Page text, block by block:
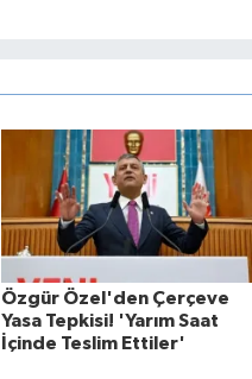
Özgür Özel'den Çerçeve
Yasa Tepkisi! 'Yarım Saat
İçinde Teslim Ettiler'